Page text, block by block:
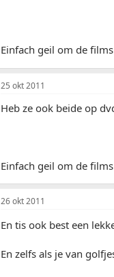
Einfach geil om de
25 okt 2011
Heb ze ook beide op
Einfach geil om de
26 okt 2011
En tis ook best een
En zelfs als je van